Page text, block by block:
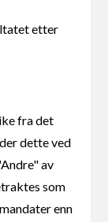
etter
fra det
dette ved
av
som
enn